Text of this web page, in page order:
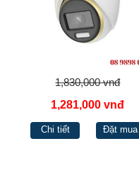
1,830,000 vnđ
1,281,000 vnđ
Chi tiết Đặt mua